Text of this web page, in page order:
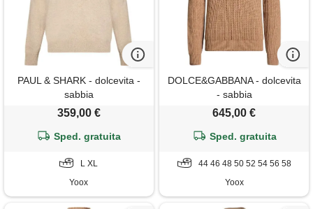
PAUL & SHARK - dolcevita -
sabbia
359,00 €
Sped. gratuita
L XL
Yoox
DOLCE&GABBANA - dolcevita
- sabbia
645,00 €
Sped. gratuita
44 46 48 50 52 54 56 58
Yoox